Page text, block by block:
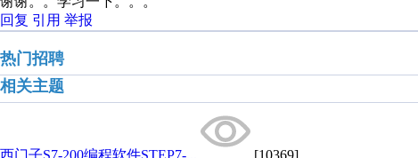
回复 引用 举报
热门招聘
相关主题
西门子S7-200编程软件STEP7-... [10369]